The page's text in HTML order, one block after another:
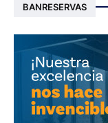
BANRESERVAS